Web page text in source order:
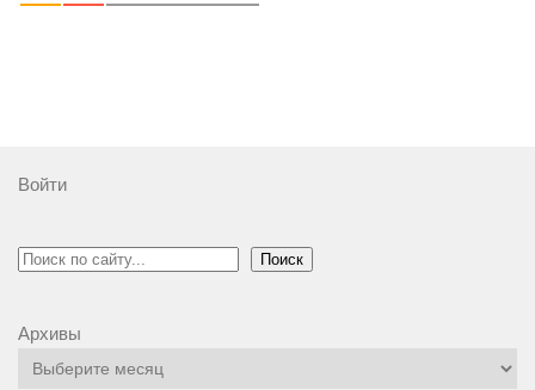
Войти
Поиск Поиск
Архивы